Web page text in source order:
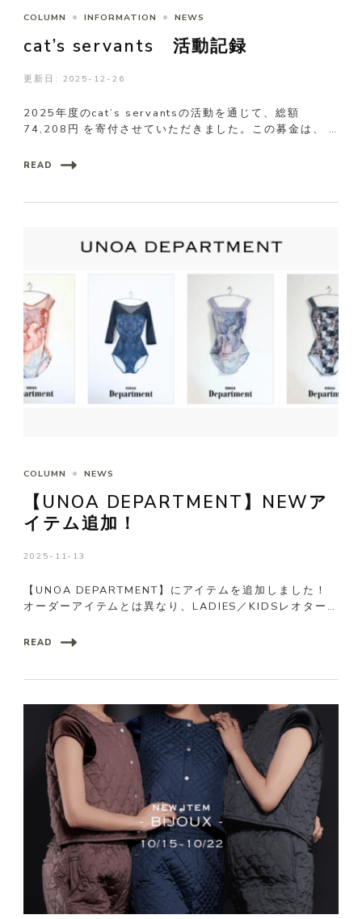
COLUMN INFORMATION NEWS
cat’s servants 活動記録
更新日: 2025-12-26
2025年度のcat’s servantsの活動を通じて、総額
74,208円 を寄付させていただきました。この募金は、 …
READ
COLUMN NEWS
【UNOA DEPARTMENT】NEWア
イテム追加！
2025-11-13
【UNOA DEPARTMENT】にアイテムを追加しました！
オーダーアイテムとは異なり、LADIES／KIDSレオター
READ